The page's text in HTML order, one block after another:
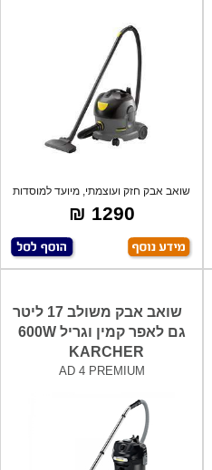
שואב אבק חזק ועוצמתי, מיועד למוסדות
כגון
1290 ₪
שואב אבק משולב 17 ליטר
גם לאפר קמין וגריל 600W
KARCHER
AD 4 PREMIUM